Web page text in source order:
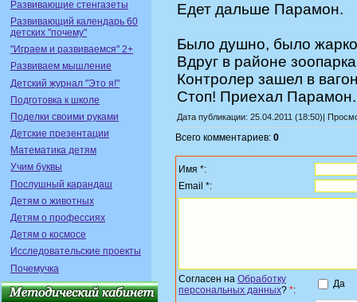
Развивающие стенгазеты
Развивающий календарь 60
детских "почему"
"Играем и развиваемся" 2+
Развиваем мышление
Детский журнал "Это я!"
Подготовка к школе
Поделки своими руками
Детские презентации
Математика детям
Учим буквы
Послушный карандаш
Детям о животных
Детям о профессиях
Детям о космосе
Исследовательские проекты
Почемучка
Едет дальше Парамон.
Было душно, было
Вдруг в районе зоопарка
Контролер зашел в
Стоп! Приехал Парамон.
Дата публикации: 25.04.2011 (18:50)|
Всего комментариев: 0
Имя *:
Email *:
Согласен на Обработку
персональных данных? *:
Да